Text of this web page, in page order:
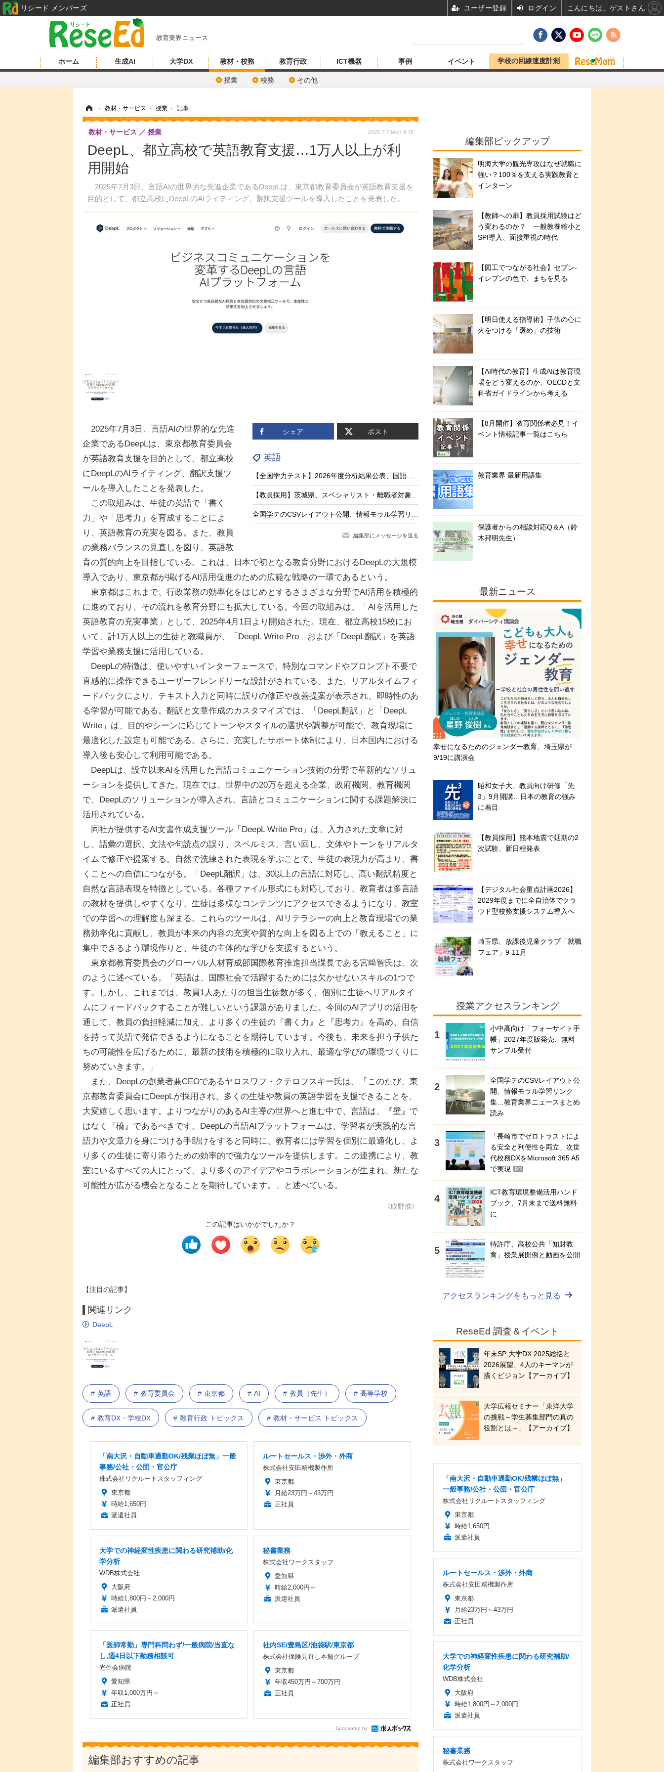
教育業界ニュース
ホーム 生成AI 大学DX 教材・校務
授業 校務 その他
教育行政 ICT機器 事例 イベント 学校の回線速度計測
› 教材・サービス › 授業 › 記事
DeepL、都立高校で英語教育支援…1万人以上が利
用開始
2025年7月3日、言語AIの世界的な先進企業であるDeepLは、東京都教育委員会が英語教育支援を
目的として、都立高校にDeepLのAIライティング、翻訳支援ツールを導入したことを発表した。
教材・サービス 授業 2025.7.7 Mon 9:15
シェア ポスト
英語
【全国学力テスト】2026年度分析結果公表、国語・英語に共通の弱点は「根拠を示す力」
【教員採用】茨城県、スペシャリスト・離職者対象の特別選考…出願8/21まで
全国学テのCSVレイアウト公開、情報モラル学習リンク集…教育業界ニュースまとめ読み
編集部にメッセージを送る
2025年7月3日、言語AIの世界的な先進
企業であるDeepLは、東京都教育委員会
が英語教育支援を目的として、都立高校
にDeepLのAIライティング、翻訳支援ツ
ールを導入したことを発表した。
この取組みは、生徒の英語で「書く
力」や「思考力」を育成することによ
り、英語教育の充実を図る。また、教員
の業務バランスの見直しを図り、英語教
育の質的向上を目指している。これは、日本で初となる教育分野におけるDeepLの大規模
導入であり、東京都が掲げるAI活用促進のための広範な戦略の一環であるという。
東京都はこれまで、行政業務の効率化をはじめとするさまざまな分野でAI活用を積極的
に進めており、その流れを教育分野にも拡大している。今回の取組みは、「AIを活用した
英語教育の充実事業」として、2025年4月1日より開始された。現在、都立高校15校にお
いて、計1万人以上の生徒と教職員が、「DeepL Write Pro」および「DeepL翻訳」を英語
学習や業務支援に活用している。
DeepLの特徴は、使いやすいインターフェースで、特別なコマンドやプロンプト不要で
直感的に操作できるユーザーフレンドリーな設計がされている。また、リアルタイムフィ
ードバックにより、テキスト入力と同時に誤りの修正や改善提案が表示され、即時性のあ
る学習が可能である。翻訳と文章作成のカスタマイズでは、「DeepL翻訳」と「DeepL
Write」は、目的やシーンに応じてトーンやスタイルの選択や調整が可能で、教育現場に
最適化した設定も可能である。さらに、充実したサポート体制により、日本国内における
導入後も安心して利用可能である。
DeepLは、設立以来AIを活用した言語コミュニケーション技術の分野で革新的なソリュ
ーションを提供してきた。現在では、世界中の20万を超える企業、政府機関、教育機関
で、DeepLのソリューションが導入され、言語とコミュニケーションに関する課題解決に
活用されている。
同社が提供するAI文書作成支援ツール「DeepL Write Pro」は、入力された文章に対
し、語彙の選択、文法や句読点の誤り、スペルミス、言い回し、文体やトーンをリアルタ
イムで修正や提案する。自然で洗練された表現を学ぶことで、生徒の表現力が高まり、書
くことへの自信につながる。「DeepL翻訳」は、30以上の言語に対応し、高い翻訳精度と
自然な言語表現を特徴としている。各種ファイル形式にも対応しており、教育者は多言語
の教材を提供しやすくなり、生徒は多様なコンテンツにアクセスできるようになり、教室
での学習への理解度も深まる。これらのツールは、AIリテラシーの向上と教育現場での業
務効率化に貢献し、教員が本来の内容の充実や質的な向上を図る上での「教えること」に
集中できるよう環境作りと、生徒の主体的な学びを支援するという。
東京都教育委員会のグローバル人材育成部国際教育推進担当課長である宮﨑智氏は、次
のように述べている。「英語は、国際社会で活躍するためには欠かせないスキルの1つで
す。しかし、これまでは、教員1人あたりの担当生徒数が多く、個別に生徒へリアルタイ
ムにフィードバックすることが難しいという課題がありました。今回のAIアプリの活用を
通して、教員の負担軽減に加え、より多くの生徒の『書く力』と『思考力』を高め、自信
を持って英語で発信できるようになることを期待しています。今後も、未来を担う子供た
ちの可能性を広げるために、最新の技術を積極的に取り入れ、最適な学びの環境づくりに
努めていきます。」
また、DeepLの創業者兼CEOであるヤロスワフ・クテロフスキー氏は、「このたび、東
京都教育委員会にDeepLが採用され、多くの生徒や教員の英語学習を支援できることを、
大変嬉しく思います。よりつながりのあるAI主導の世界へと進む中で、言語は、『壁』で
はなく『橋』であるべきです。DeepLの言語AIプラットフォームは、学習者が実践的な言
語力や文章力を身につける手助けをすると同時に、教育者には学習を個別に最適化し、よ
り多くの生徒に寄り添うための効率的で強力なツールを提供します。この連携により、教
室にいるすべての人にとって、より多くのアイデアやコラボレーションが生まれ、新たな
可能性が広がる機会となることを期待しています。」と述べている。
《吹野准》
この記事はいかがでしたか？
【注目の記事】
関連リンク
DeepL
英語 教育委員会 東京都 AI 教員（先生） 高等学校
教育DX・学校DX 教育行政 トピックス 教材・サービス トピックス
「南大沢・自動車通勤OK/残業ほぼ無」一般
事務/公社・公団・官公庁
株式会社リクルートスタッフィング
東京都
時給1,650円
派遣社員
ルートセールス・渉外・外商
株式会社安田精機製作所
東京都
月給23万円～43万円
正社員
大学での神経変性疾患に関わる研究補助/化
学分析
WDB株式会社
大阪府
時給1,800円～2,000円
派遣社員
秘書業務
株式会社ワークスタッフ
愛知県
時給2,000円～
派遣社員
「医師常勤」専門科問わず/一般病院/当直な
し,週4日以下勤務相談可
光生会病院
愛知県
年収1,000万円～
正社員
社内SE/豊島区/池袋駅/東京都
株式会社保険見直し本舗グループ
東京都
年収450万円～700万円
正社員
Sponsored by
編集部おすすめの記事
編集部ピックアップ
明海大学の観光専攻はなぜ就職に
強い？100％を支える実践教育と
インターン
【教師への扉】教員採用試験はど
う変わるのか？ 一般教養縮小と
SPI導入、面接重視の時代
【図工でつながる社会】セブン‐
イレブンの色で、まちを見る
【明日使える指導術】子供の心に
火をつける「褒め」の技術
【AI時代の教育】生成AIは教育現
場をどう変えるのか、OECDと文
科省ガイドラインから考える
【8月開催】教育関係者必見！イ
ベント情報記事一覧はこちら
教育業界 最新用語集
保護者からの相談対応Q＆A（鈴
木邦明先生）
最新ニュース
幸せになるためのジェンダー教育、埼玉県が
9/19に講演会
昭和女子大、教員向け研修「先
3」9月開講…日本の教育の強み
に着目
【教員採用】熊本地震で延期の2
次試験、新日程発表
【デジタル社会重点計画2026】
2029年度までに全自治体でクラ
ウド型校務支援システム導入へ
埼玉県、放課後児童クラブ「就職
フェア」9-11月
授業アクセスランキング
小中高向け「フォーサイト手
帳」2027年度版発売、無料
サンプル受付
全国学テのCSVレイアウト公
開、情報モラル学習リンク
集…教育業界ニュースまとめ
読み
「長崎市でゼロトラストによ
る安全と利便性を両立」次世
代校務DXをMicrosoft 365 A5
で実現
PR
ICT教育環境整備活用ハンド
ブック、7月末まで送料無料
に
特許庁、高校公共「知財教
育」授業展開例と動画を公開
アクセスランキングをもっと見る
ReseEd 調査＆イベント
年末SP 大学DX 2025総括と
2026展望、4人のキーマンが
描くビジョン【アーカイブ】
大学広報セミナー「東洋大学
の挑戦～学生募集部門の真の
役割とは～」【アーカイブ】
「南大沢・自動車通勤OK/残業ほぼ無」
一般事務/公社・公団・官公庁
株式会社リクルートスタッフィング
東京都
時給1,650円
派遣社員
ルートセールス・渉外・外商
株式会社安田精機製作所
東京都
月給23万円～43万円
正社員
大学での神経変性疾患に関わる研究補助/
化学分析
WDB株式会社
大阪府
時給1,800円～2,000円
派遣社員
秘書業務
株式会社ワークスタッフ
リシード メンバーズ ユーザー登録 ログイン こんにちは、ゲストさん